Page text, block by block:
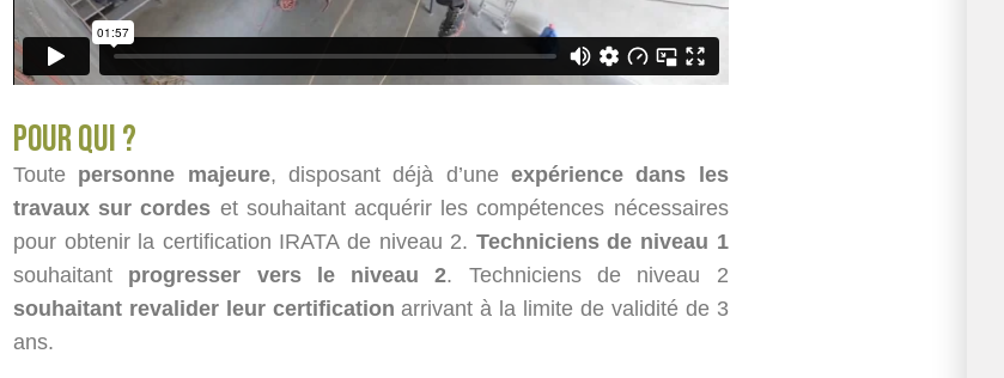
Pour qui ?
Toute personne majeure, disposant déjà d’une expérience dans les
travaux sur cordes et souhaitant acquérir les compétences nécessaires
pour obtenir la certification IRATA de niveau 2. Techniciens de niveau 1
souhaitant progresser vers le niveau 2. Techniciens de niveau 2
souhaitant revalider leur certification arrivant à la limite de validité de 3
ans.